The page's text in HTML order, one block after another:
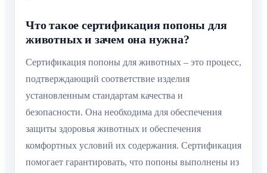
Что такое сертификация попоны для
животных и зачем она нужна?
Сертификация попоны для животных – это процесс,
подтверждающий соответствие изделия
установленным стандартам качества и
безопасности. Она необходима для обеспечения
защиты здоровья животных и обеспечения
комфортных условий их содержания. Сертификация
помогает гарантировать, что попоны выполнены из